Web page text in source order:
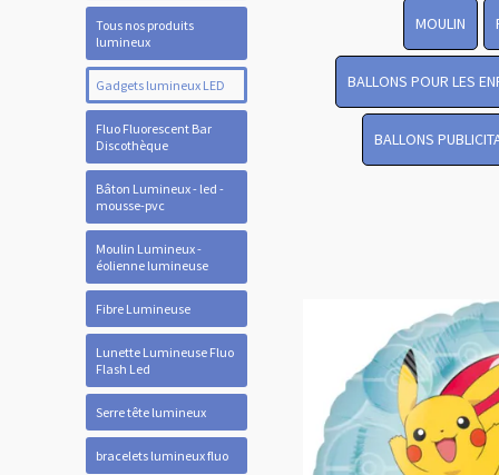
Tous nos produits
lumineux
Gadgets lumineux LED
Fluo Fluorescent Bar
Discothèque
Bâton Lumineux - led -
mousse-pvc
Moulin Lumineux -
éolienne lumineuse
Fibre Lumineuse
Lunette Lumineuse Fluo
Flash Led
Serre tête lumineux
bracelets lumineux fluo
MOULIN
BALLONS POUR LES
BALLONS